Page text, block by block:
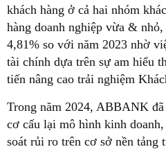
khách hàng ở cả hai nhóm
hàng doanh nghiệp vừa &
4,81% so với năm 2023 nhờ
tài chính dựa trên sự am hiểu
tiến nâng cao trải nghiệm
Trong năm 2024, ABBANK
cơ cấu lại mô hình kinh
soát rủi ro trên cơ sở nền tảng